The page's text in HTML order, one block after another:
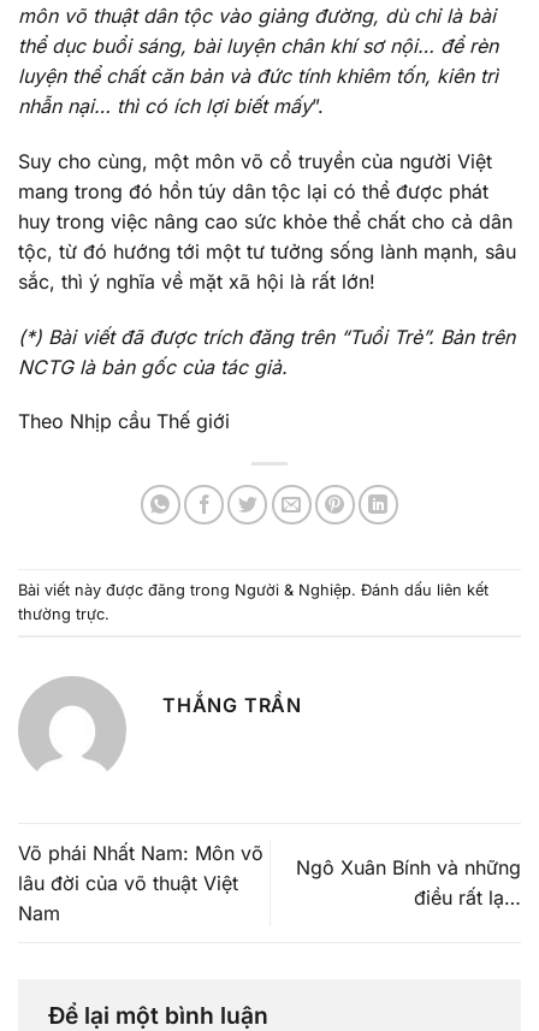
môn võ thuật dân tộc vào giảng đường, dù chỉ là bài
thể dục buổi sáng, bài luyện chân khí sơ nội… để rèn
luyện thể chất căn bản và đức tính khiêm tốn, kiên trì
nhẫn nại… thì có ích lợi biết mấy”.
Suy cho cùng, một môn võ cổ truyền của người Việt
mang trong đó hồn túy dân tộc lại có thể được phát
huy trong việc nâng cao sức khỏe thể chất cho cả dân
tộc, từ đó hướng tới một tư tưởng sống lành mạnh, sâu
sắc, thì ý nghĩa về mặt xã hội là rất lớn!
(*) Bài viết đã được trích đăng trên “Tuổi Trẻ”. Bản trên
NCTG là bản gốc của tác giả.
Theo Nhịp cầu Thế giới
Bài viết này được đăng trong Người & Nghiệp. Đánh dấu liên kết
thường trực.
THẮNG TRẦN
Võ phái Nhất Nam: Môn võ
lâu đời của võ thuật Việt
Nam
Ngô Xuân Bính và những
điều rất lạ…
Để lại một bình luận